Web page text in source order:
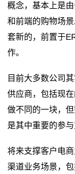
概念，基本上是
和前端的购物场
套新的，前置于
作。
目前大多数公司
供应商，包括现
做不同的一块，
是其中重要的参与
将来支撑客户电
渠道业务场景，